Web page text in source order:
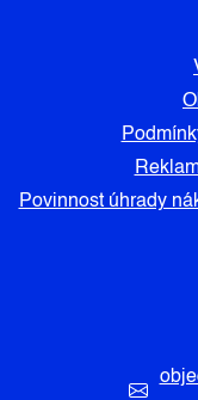
Povinnost úhrady